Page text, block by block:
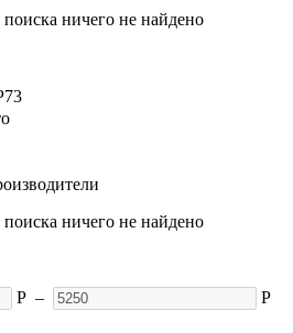
ничего не найдено
ничего не найдено
Р – Р